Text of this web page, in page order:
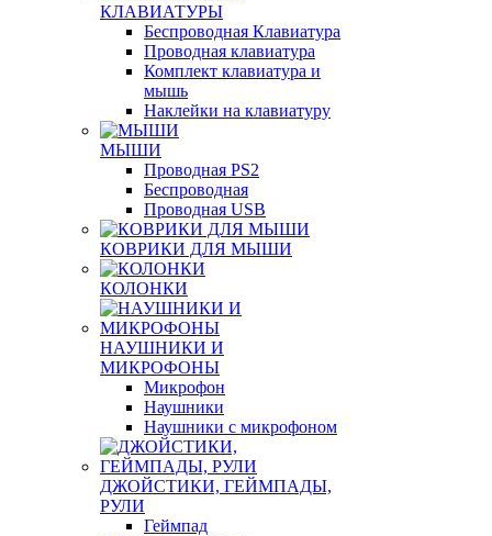
КЛАВИАТУРЫ
Беспроводная Клавиатура
Проводная клавиатура
Комплект клавиатура и
мышь
Наклейки на клавиатуру
МЫШИ
Проводная PS2
Беспроводная
Проводная USB
КОВРИКИ ДЛЯ МЫШИ
КОЛОНКИ
НАУШНИКИ И
МИКРОФОНЫ
Микрофон
Наушники
Наушники с микрофоном
ДЖОЙСТИКИ, ГЕЙМПАДЫ,
РУЛИ
Геймпад